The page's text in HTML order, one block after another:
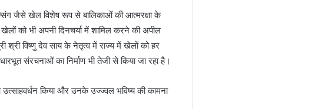
जैसे खेल विशेष रूप से बालिकाओं की आत्मरक्षा के
को भी अपनी दिनचर्या में शामिल करने की अपील
श्री विष्णु देव साय के नेतृत्व में राज्य में खेलों को हर
संरचनाओं का निर्माण भी तेजी से किया जा रहा है।
उत्साहवर्धन किया और उनके उज्ज्वल भविष्य की कामना